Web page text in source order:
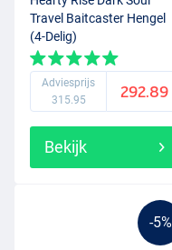
Travel Baitcaster Hengel
(4-Delig)
Adviesprijs
315.95
292.89
Bekijk
-5%